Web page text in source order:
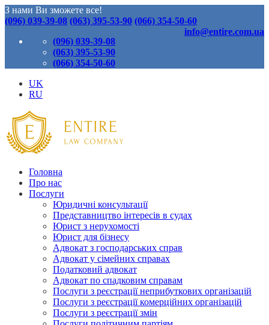
З нами Ви зможете все!
(096) 039-39-08 (063) 395-53-90 (066) 354-50-60
info@entire.com.ua
(096) 039-39-08
(063) 395-53-90
(066) 354-50-60
UK
RU
Головна
Про нас
Послуги
Юридичні консультації
Представництво інтересів в судах
Юрист з нерухомості
Юрист для бізнесу
Адвокат з господарських справ
Адвокат у сімейних справах
Податковий адвокат
Адвокат по спадковим справам
Послуги з реєстрації неприбуткових організацій
Послуги з реєстрації комерційних організацій
Послуги з реєстрації змін